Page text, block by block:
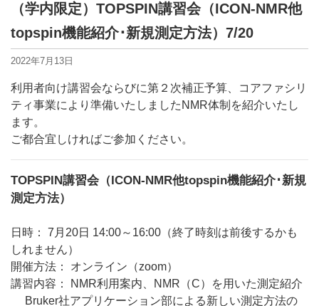
（学内限定）TOPSPIN講習会（ICON-NMR他
topspin機能紹介･新規測定方法）7/20
2022年7月13日
利用者向け講習会ならびに第２次補正予算、コアファシリ
ティ事業により準備いたしましたNMR体制を紹介いたし
ます。
ご都合宜しければご参加ください。
TOPSPIN講習会（ICON-NMR他topspin機能紹介･新規
測定方法）
日時： 7月20日 14:00～16:00（終了時刻は前後するかも
しれません）
開催方法： オンライン（zoom）
講習内容： NMR利用案内、NMR（C）を用いた測定紹介
Bruker社アプリケーション部による新しい測定方法の